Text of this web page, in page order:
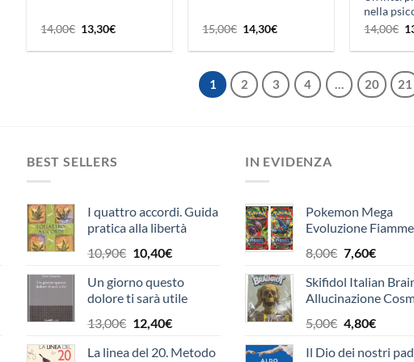
14,00€ Il
prezzo
originale
13,30€Il
attuale
15,00€ Il
prezzo
originale
15,00€.
14,30€Il
attuale
14,30€.
nella
profondo
14,00€ Il
1 2 3 4 20 21
BEST SELLERS
I quattro accordi. Guida
pratica alla libertà
saggezza tolteca
10,90€ Il
originale
era:
10,90€.
10,40€Il
attuale
è:
10,40€.
Un giorno questo
dolore ti sarà utile
13,00€ Il
originale
12,40€Il
attuale
La linea del 20. Metodo
IN EVIDENZA
Pokemon Mega
Evoluzione Fiamme
Singola (10 carte)
8,00€ Il
originale
era:
8,00€.
7,60€Il
attuale
è:
7,60€.
Skifidol Italian
Allucinazione
5,00€ Il
originale
4,80€Il
attuale
Il Dio dei nostri